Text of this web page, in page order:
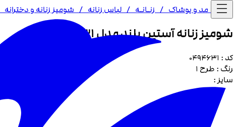
خانه / مد و پوشاک / زنـا‌نـه / لباس زنانه / شومیز زنانه و دخترانه
شومیز زنانه آستین بلند مدل 4631
کد : 0494631
رنگ : طرح 1
سایز :